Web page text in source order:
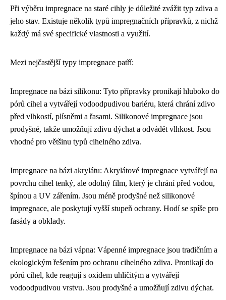
Při výběru impregnace na staré cihly je důležité zvážit typ zdiva a
jeho stav. Existuje několik typů impregnačních přípravků, z nichž
každý má své specifické vlastnosti a využití.
Mezi nejčastější typy impregnace patří:
Impregnace na bázi silikonu: Tyto přípravky pronikají hluboko do
pórů cihel a vytvářejí vodoodpudivou bariéru, která chrání zdivo
před vlhkostí, plísněmi a řasami. Silikonové impregnace jsou
prodyšné, takže umožňují zdivu dýchat a odvádět vlhkost. Jsou
vhodné pro většinu typů cihelného zdiva.
Impregnace na bázi akrylátu: Akrylátové impregnace vytvářejí na
povrchu cihel tenký, ale odolný film, který je chrání před vodou,
špínou a UV zářením. Jsou méně prodyšné než silikonové
impregnace, ale poskytují vyšší stupeň ochrany. Hodí se spíše pro
fasády a obklady.
Impregnace na bázi vápna: Vápenné impregnace jsou tradičním a
ekologickým řešením pro ochranu cihelného zdiva. Pronikají do
pórů cihel, kde reagují s oxidem uhličitým a vytvářejí
vodoodpudivou vrstvu. Jsou prodyšné a umožňují zdivu dýchat.